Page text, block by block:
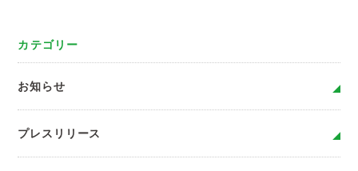
カテゴリー
お知らせ
プレスリリース